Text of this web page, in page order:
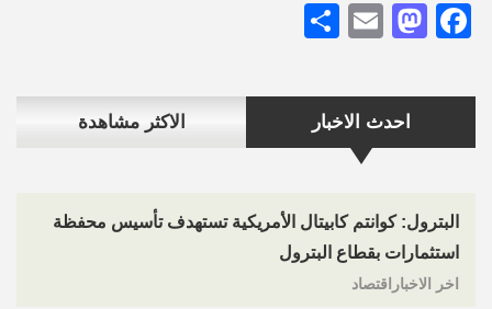
احدث الاخبار الاكثر مشاهدة
البترول: كوانتم كابيتال الأمريكية تستهدف تأسيس محفظة
استثمارات بقطاع البترول
اخر الاخباراقتصاد
Facebook
Mastodon
Email